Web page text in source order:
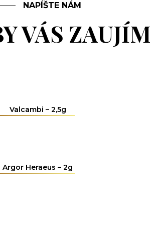
NAPÍŠTE NÁM
VÁS
Valcambi – 2,5g
Argor Heraeus – 2g